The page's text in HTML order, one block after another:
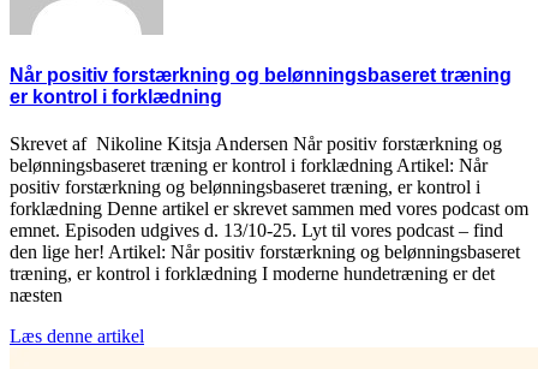
Når positiv forstærkning og belønningsbaseret træning
er kontrol i forklædning
Skrevet af Nikoline Kitsja Andersen Når positiv forstærkning og
belønningsbaseret træning er kontrol i forklædning Artikel: Når
positiv forstærkning og belønningsbaseret træning, er kontrol i
forklædning Denne artikel er skrevet sammen med vores podcast om
emnet. Episoden udgives d. 13/10-25. Lyt til vores podcast – find
den lige her! Artikel: Når positiv forstærkning og belønningsbaseret
træning, er kontrol i forklædning I moderne hundetræning er det
næsten
Læs denne artikel